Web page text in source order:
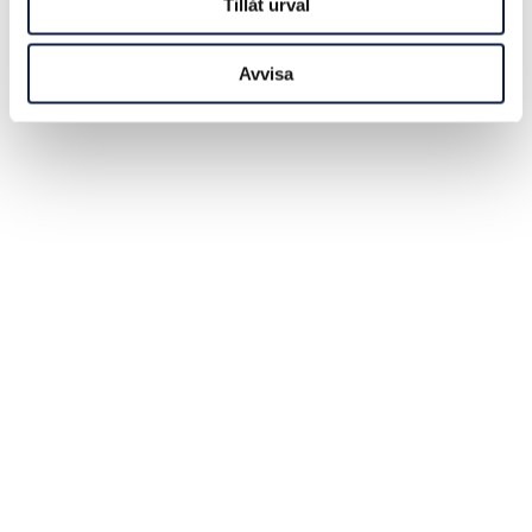
Tillåt urval
Avvisa